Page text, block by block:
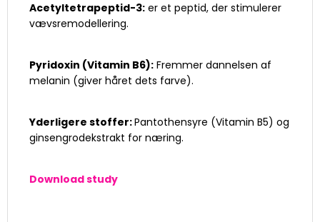
Acetyltetrapeptid-3: er et peptid, der stimulerer
vævsremodellering.
Pyridoxin (Vitamin B6): Fremmer dannelsen af
melanin (giver håret dets farve).
Yderligere stoffer:Pantothensyre (Vitamin B5) og
ginsengrodekstrakt for næring.
Download study